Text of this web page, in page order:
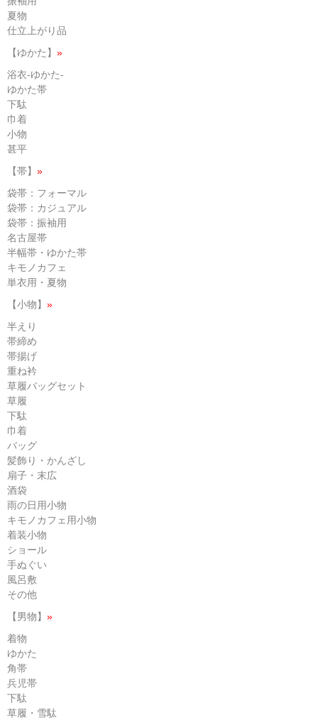
夏物
仕立上がり品
【ゆかた】 »
浴衣-ゆかた-
ゆかた帯
下駄
巾着
小物
甚平
【帯】 »
袋帯：フォーマル
袋帯：カジュアル
袋帯：振袖用
名古屋帯
半幅帯・ゆかた帯
キモノカフェ
単衣用・夏物
【小物】 »
半えり
帯締め
帯揚げ
重ね衿
草履バッグセット
草履
下駄
巾着
バッグ
髪飾り・かんざし
扇子・末広
酒袋
雨の日用小物
キモノカフェ用小物
着装小物
ショール
手ぬぐい
風呂敷
その他
【男物】 »
着物
ゆかた
角帯
兵児帯
下駄
草履・雪駄